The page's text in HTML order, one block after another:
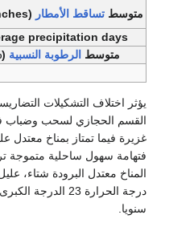
متوسط تساقط الأمطار
precipitation days
متوسط الرطوبة النسبية
يؤثر اختلاف التشكيلات
القسم الحجازي لسحب وضباب
غزيرة فيما تمتاز بمناخ
فتهامة سهول ساحلية متموجة
درجة الحرارة 23 الدرجة الكبرى و12 الدرجة الصغرى، ويتراوح معدل هطول الأمطار في الحجاز بين 229 ملم إلى 581 ملم وفي قطاع
سنويا.